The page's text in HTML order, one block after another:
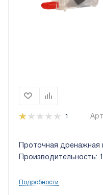
1
Проточная
Производительность:
Подробности